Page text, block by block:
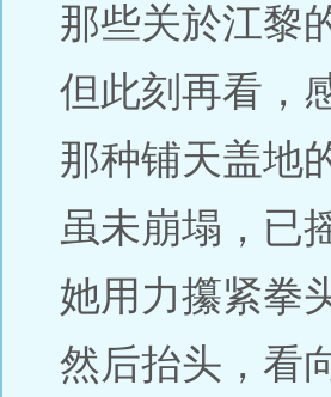
那些关於江黎
但此刻再看，
那种铺天盖地
虽未崩塌，已
她用力攥紧拳
然后抬头，看